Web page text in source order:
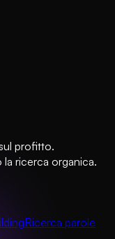
profitto.
ricerca organica.
Ricerca parole